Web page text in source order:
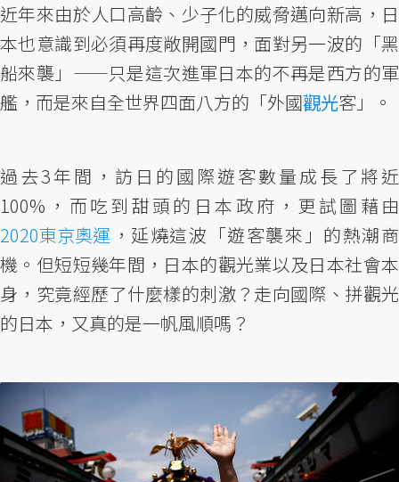
近年來由於人口高齡、少子化的威脅邁向新高，日
本也意識到必須再度敞開國門，面對另一波的「黑
船來襲」——只是這次進軍日本的不再是西方的軍
艦，而是來自全世界四面八方的「外國觀光客」。
過去3年間，訪日的國際遊客數量成長了將近
100%，而吃到甜頭的日本政府，更試圖藉由
2020東京奧運 ，延燒這波「遊客襲來」的熱潮商
機。但短短幾年間，日本的觀光業以及日本社會本
身，究竟經歷了什麼樣的刺激？走向國際、拼觀光
的日本，又真的是一帆風順嗎？